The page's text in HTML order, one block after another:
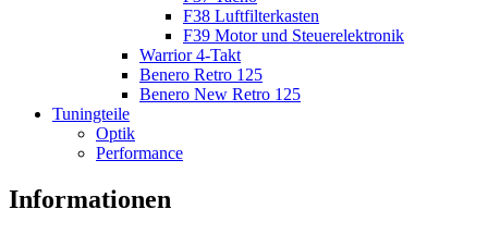
F38 Luftfilterkasten
F39 Motor und Steuerelektronik
Warrior 4-Takt
Benero Retro 125
Benero New Retro 125
Tuningteile
Optik
Performance
Informationen